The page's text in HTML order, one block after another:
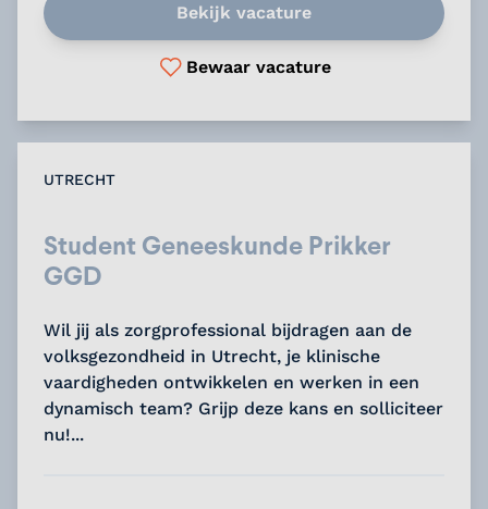
Bekijk vacature
Bewaar vacature
UTRECHT
Student Geneeskunde Prikker
GGD
Wil jij als zorgprofessional bijdragen aan de
volksgezondheid in Utrecht, je klinische
vaardigheden ontwikkelen en werken in een
dynamisch team? Grijp deze kans en solliciteer
nu!...